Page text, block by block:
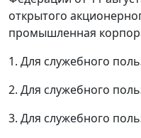
открытого
промышленная
1. Для служебного
2. Для служебного
3. Для служебного